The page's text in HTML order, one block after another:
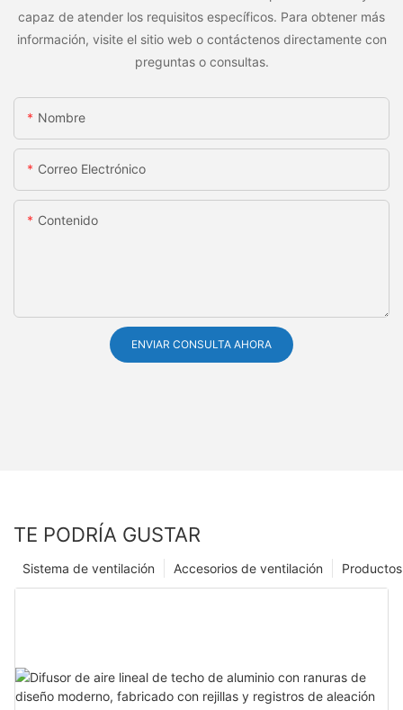
capaz de atender los requisitos específicos. Para obtener más
información, visite el sitio web o contáctenos directamente con
preguntas o consultas.
Nombre
Correo Electrónico
Contenido
ENVIAR CONSULTA AHORA
TE PODRÍA GUSTAR
Productos
Accesorios de ventilación
Sistema de ventilación